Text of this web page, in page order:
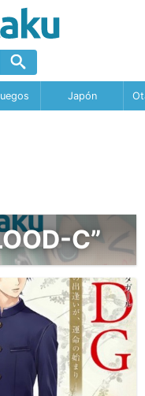
Japón
C”